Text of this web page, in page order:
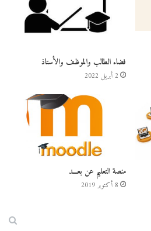
فضاء الطالب والموظف والأستاذ
2 أبريل 2022
منصة التعليم عن بعـــد
8 أكتوبر 2019